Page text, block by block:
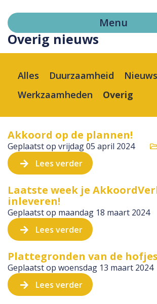
Menu
Overig nieuws
Alles Duurzaamheid
Werkzaamheden
Overig
Akkoord op de plannen!
Geplaatst op vrijdag 05 april 2024
Lees verder
Laatste week je
inleveren!
Geplaatst op maandag 18 maart 2024
Lees verder
Plattegronden van de hofjes
Geplaatst op woensdag 13 maart 2024
Lees verder